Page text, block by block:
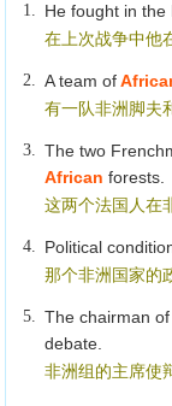
1. He fought in the
在上次战争中他
2. A team of
有一队非洲脚夫
3. The two
Africanforests.
这两个法国人在
4. Political
那个非洲国家的
5. The chairman
debate.
非洲组的主席使